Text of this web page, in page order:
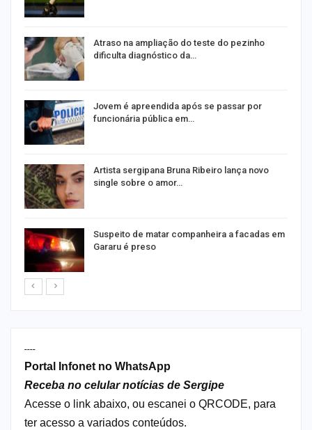
Atraso na ampliação do teste do pezinho
dificulta diagnóstico da…
Jovem é apreendida após se passar por
funcionária pública em…
Artista sergipana Bruna Ribeiro lança novo
single sobre o amor…
Suspeito de matar companheira a facadas em
Gararu é preso
----
Portal Infonet no WhatsApp
Receba no celular notícias de Sergipe
Acesse o link abaixo, ou escanei o QRCODE, para
ter acesso a variados conteúdos.